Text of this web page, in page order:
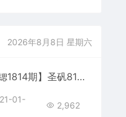
2026年8月8日 星期六
【勇锶1814期】圣矾81个副业赚钱第一课：近视眼生意，高单价暴利产品
01-
2,962